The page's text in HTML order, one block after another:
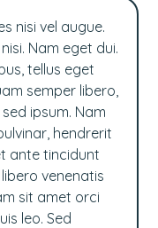
nisi vel augue.
Nam eget dui.
tellus eget
semper libero,
ipsum. Nam
hendrerit
ante tincidunt
venenatis
sit amet orci
leo. Sed